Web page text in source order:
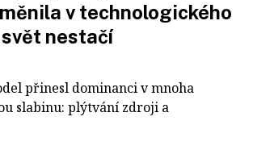
v technologického
nestačí
přinesl dominanci v mnoha
slabinu: plýtvání zdroji a